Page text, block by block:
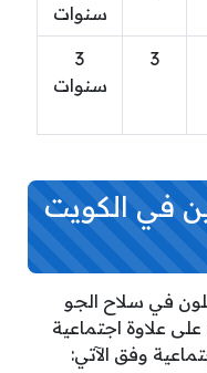
سنوات
3
3
سنوات
في الكويت
في سلاح الجو
على علاوة اجتماعية
وفق الآتي: